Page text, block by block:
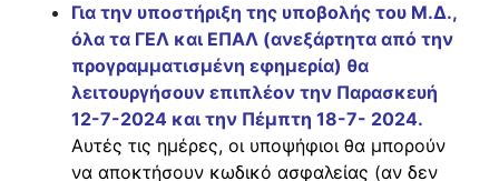
Για την υποστήριξη της υποβολής του Μ.Δ.,
όλα τα ΓΕΛ και ΕΠΑΛ (ανεξάρτητα από την
προγραμματισμένη εφημερία) θα
λειτουργήσουν επιπλέον την Παρασκευή
12-7-2024 και την Πέμπτη 18-7- 2024.
Αυτές τις ημέρες, οι υποψήφιοι θα μπορούν
να αποκτήσουν κωδικό ασφαλείας (αν δεν